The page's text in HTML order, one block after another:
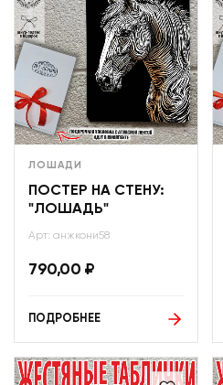
ЛОШАДИ
ПОСТЕР НА СТЕНУ:
"ЛОШАДЬ"
Арт: анжкони58
790,00 ₽
ПОДРОБНЕЕ